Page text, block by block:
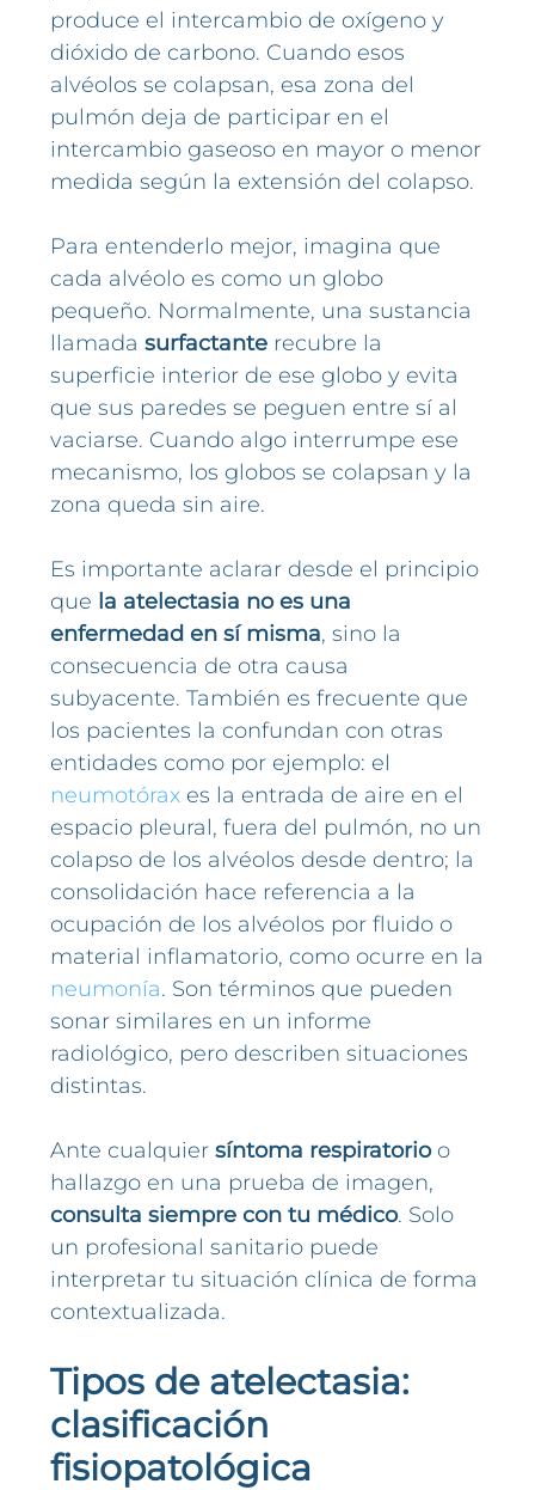
produce el intercambio de oxígeno y
dióxido de carbono. Cuando esos
alvéolos se colapsan, esa zona del
pulmón deja de participar en el
intercambio gaseoso en mayor o menor
medida según la extensión del colapso.
Para entenderlo mejor, imagina que
cada alvéolo es como un globo
pequeño. Normalmente, una sustancia
llamadasurfactante recubre la
superficie interior de ese globo y evita
que sus paredes se peguen entre sí al
vaciarse. Cuando algo interrumpe ese
mecanismo, los globos se colapsan y la
zona queda sin aire.
Es importante aclarar desde el principio
que la atelectasia no es una
enfermedad en sí misma, sino la
consecuencia de otra causa
subyacente. También es frecuente que
los pacientes la confundan con otras
entidades como por ejemplo: el
neumotórax es la entrada de aire en el
espacio pleural, fuera del pulmón, no un
colapso de los alvéolos desde dentro; la
consolidación hace referencia a la
ocupación de los alvéolos por fluido o
material inflamatorio, como ocurre en la
neumonía. Son términos que pueden
sonar similares en un informe
radiológico, pero describen situaciones
distintas.
Ante cualquiersíntoma respiratorioo
hallazgo en una prueba de imagen,
consulta siempre con tu médico. Solo
un profesional sanitario puede
interpretar tu situación clínica de forma
contextualizada.
Tipos de atelectasia:
clasificación
fisiopatológica